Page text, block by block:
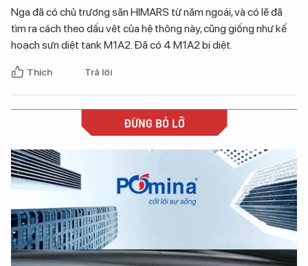
Nga đã có chủ trương săn HIMARS từ năm ngoái, và có lẽ đã
tìm ra cách theo dấu vêt của hệ thông này, cũng giống như kế
hoạch sưn diệt tank M1A2. Đã có 4 M1A2 bị diệt.
Thích Trả lời
ĐỪNG BỎ LỠ